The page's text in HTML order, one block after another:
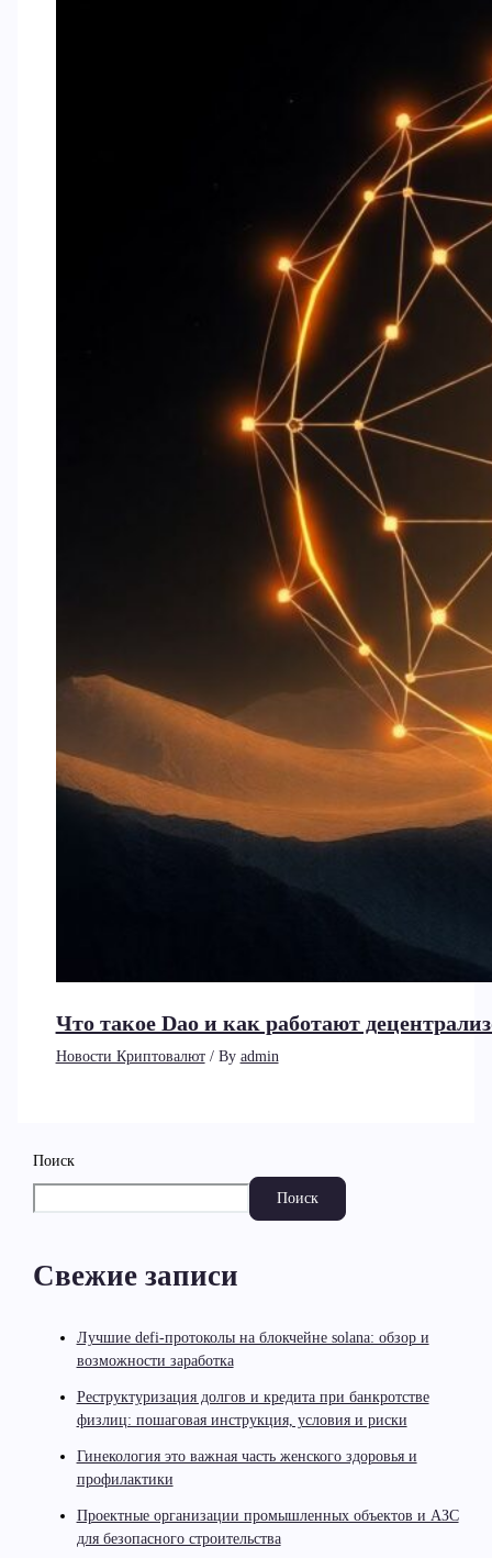
Что такое Dao и как работают
Новости Криптовалют/ By admin
Поиск
Поиск
Свежие записи
Лучшие defi-протоколы на блокчейне solana: обзор и
возможности заработка
Реструктуризация долгов и кредита при банкротстве
физлиц: пошаговая инструкция, условия и риски
Гинекология это важная часть женского здоровья и
профилактики
Проектные организации промышленных объектов и АЗС
для безопасного строительства